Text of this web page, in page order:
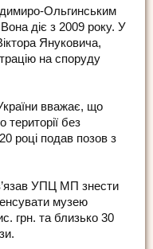
Ольгинським
діє з 2009 року. У
Януковича,
на споруду
вважає, що
території без
році подав позов з
УПЦ МП знести
музею
грн. та близько 30